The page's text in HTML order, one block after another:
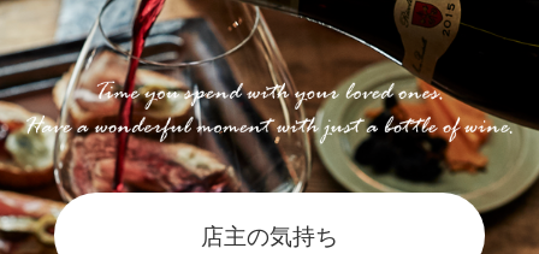
店主の気持ち